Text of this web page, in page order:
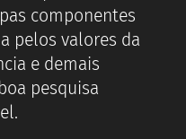
componentes
pelos valores da
e demais
pesquisa